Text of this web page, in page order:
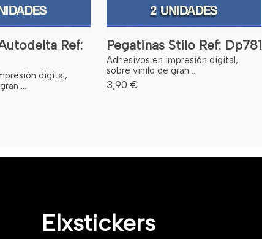
Ref:
digital,
...
Pegatinas Stilo Ref: Dp781
Adhesivos en impresión digital,
sobre vinilo de gran ...
3,90 €
Elxstickers